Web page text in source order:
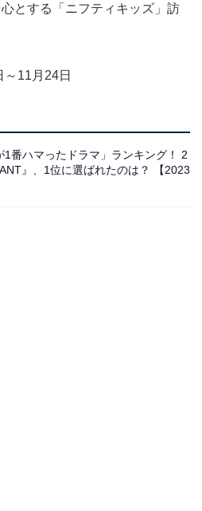
とする「ニフティキッズ」訪
11月24日
1番ハマったドラマ」ランキング！ 2
』、1位に選ばれたのは？ 【2023